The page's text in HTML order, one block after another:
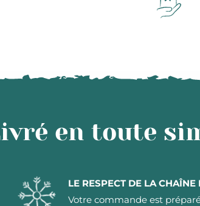
en toute
LE RESPECT DE LA
Votre commande est